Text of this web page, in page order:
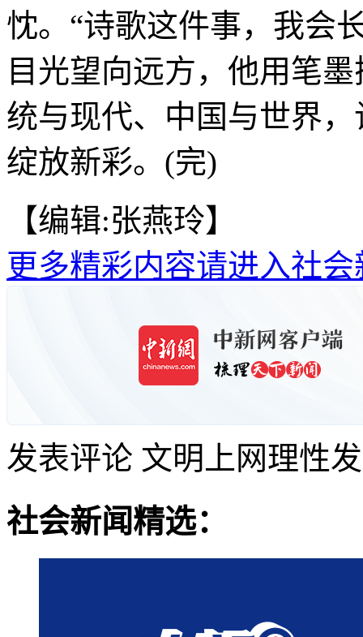
忱。“诗歌这件事，我会
目光望向远方，他用笔
统与现代、中国与世界
绽放新彩。(完)
【编辑:张燕玲】
更多精彩内容请进入社会
发表评论 文明上网理性
社会新闻精选：